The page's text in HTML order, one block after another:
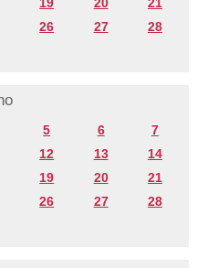
26 27
28
5 6
7
12 13
14
19 20
21
26 27
28